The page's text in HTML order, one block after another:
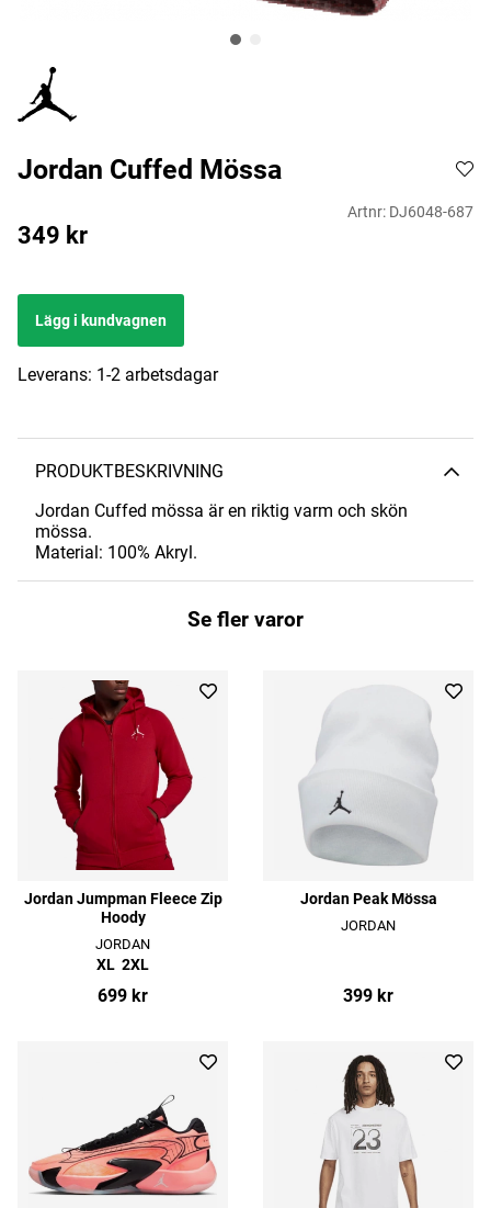
Jordan Cuffed Mössa
Artnr: DJ6048-687
349 kr
Lägg i kundvagnen
Leverans: 1-2 arbetsdagar
PRODUKTBESKRIVNING
Jordan Cuffed mössa är en riktig varm och skön
mössa.
Material: 100% Akryl.
Se fler varor
Jordan Jumpman Fleece Zip
Hoody
JORDAN
XL 2XL
699 kr
Jordan Peak Mössa
JORDAN
399 kr